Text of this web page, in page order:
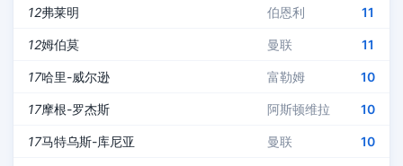
12弗莱明 伯恩利 11
12姆伯莫 曼联 11
17哈里-威尔逊 富勒姆 10
17摩根-罗杰斯 阿斯顿维拉 10
17马特乌斯-库尼亚 曼联 10